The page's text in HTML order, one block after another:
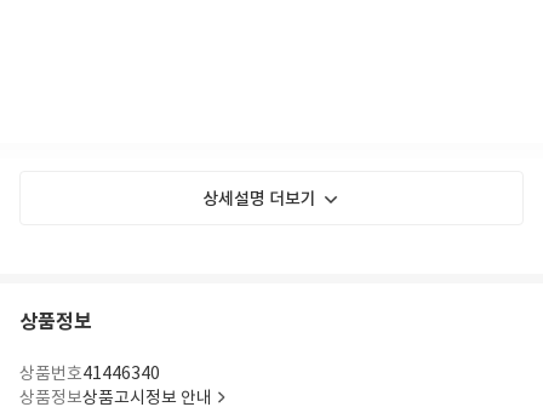
상세설명 더보기
상품정보
상품번호41446340
상품정보상품고시정보 안내